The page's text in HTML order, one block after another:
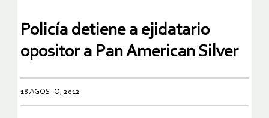
Policía detiene a ejidatario
opositor a Pan American Silver
18 AGOSTO, 2012